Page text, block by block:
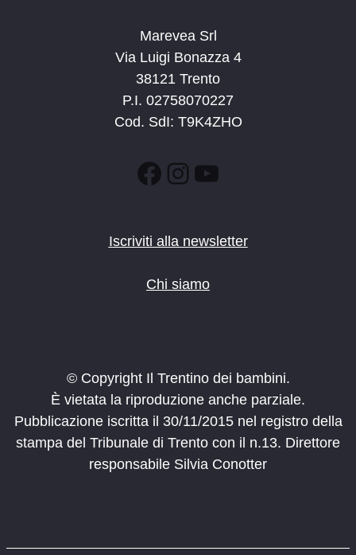
Marevea Srl
Via Luigi Bonazza 4
38121 Trento
P.I. 02758070227
Cod. SdI: T9K4ZHO
Facebook
Instagram
YouTube
Iscriviti alla newsletter
Chi siamo
© Copyright Il Trentino dei bambini.
È vietata la riproduzione anche parziale.
Pubblicazione iscritta il 30/11/2015 nel registro della
stampa del Tribunale di Trento con il n.13. Direttore
responsabile Silvia Conotter